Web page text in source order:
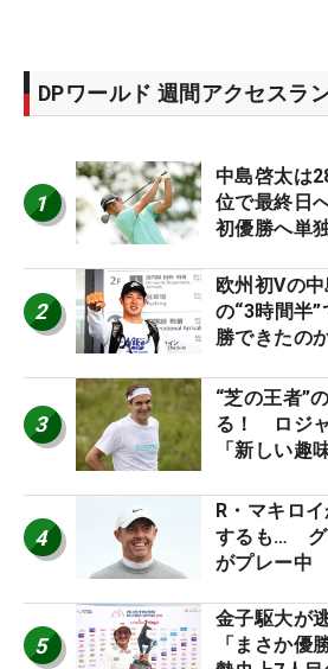
DPワールド 週間アクセスラ
1
中島啓太は
位で最終日
初優勝へ単
2
欧州初Vの
の“3時間半
勝できたのか
3
“芝の王者”
る！ ロジ
「新しい趣
4
R・マキロ
するも… グ
がプレー中
5
金子駆大が
「まさか